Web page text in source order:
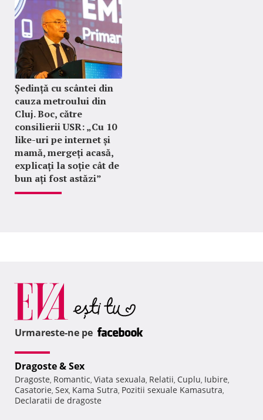
Ședință cu scântei din
cauza metroului din
Cluj. Boc, către
consilierii USR: „Cu 10
like-uri pe internet și
mamă, mergeți acasă,
explicați la soție cât de
bun ați fost astăzi”
Urmareste-ne pe
Dragoste & Sex
Dragoste, Romantic, Viata sexuala, Relatii, Cuplu, Iubire,
Casatorie, Sex, Kama Sutra, Pozitii sexuale Kamasutra,
Declaratii de dragoste